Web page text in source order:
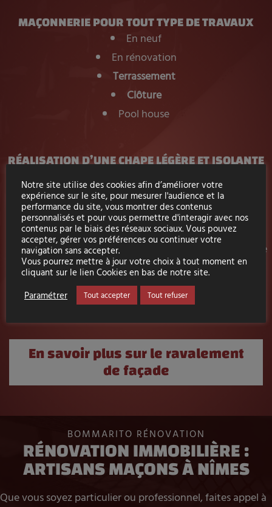
MAÇONNERIE POUR TOUT TYPE DE TRAVAUX
En neuf
En rénovation
Terrassement
Clôture
Pool house
RÉALISATION D’UNE CHAPE LÉGÈRE ET ISOLANTE
Travaux neufs ou rénovation: contactez Bommarito
Rénovation !
Nous réalisons votrechape isolanteen intérieur ainsi que
dans les combles, sur tous supports et les accès difficiles.
Poids de charge 500 kg/m3.
En savoir plus sur le ravalement
de façade
BOMMARITO RÉNOVATION
RÉNOVATION IMMOBILIÈRE :
ARTISANS MAÇONS À NÎMES
Que vous soyez particulier ou professionnel, faites appel à
Notre site utilise des cookies afin d’améliorer votre
expérience sur le site, pour mesurer l'audience et la
performance du site, vous montrer des contenus
personnalisés et pour vous permettre d'interagir avec nos
contenus par le biais des réseaux sociaux. Vous pouvez
accepter, gérer vos préférences ou continuer votre
navigation sans accepter.
Vous pourrez mettre à jour votre choix à tout moment en
cliquant sur le lien Cookies en bas de notre site.
Paramétrer
Tout accepter Tout refuser